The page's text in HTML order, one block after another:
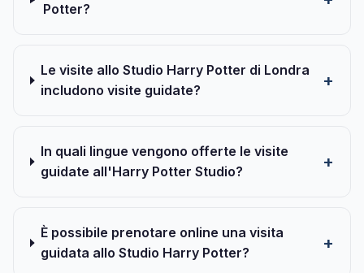
Potter?
Le visite allo Studio Harry Potter di Londra
includono visite guidate?
In quali lingue vengono offerte le visite
guidate all'Harry Potter Studio?
È possibile prenotare online una visita
guidata allo Studio Harry Potter?